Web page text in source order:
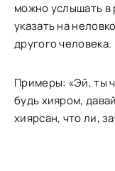
можно услышать в
указать на
другого человека.
Примеры: «Эй, ты
будь хияром,
хиярсан, что ли,